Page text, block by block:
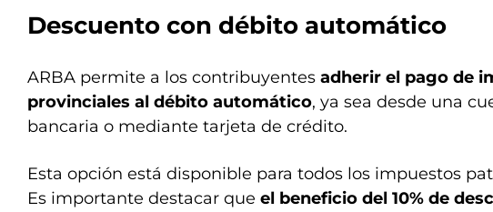
Descuento con débito automático
ARBA permite a los contribuyentes adherir el pago de
provinciales al débito automático, ya sea desde una
bancaria o mediante tarjeta de crédito.
Esta opción está disponible para todos los impuestos
Es importante destacar que el beneficio del 10% de